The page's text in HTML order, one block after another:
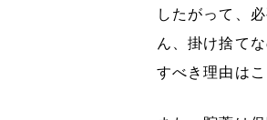
したがって、
ん、掛け捨て
すべき理由はこ